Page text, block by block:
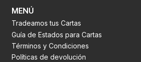
MENÚ
Tradeamos tus Cartas
Guía de Estados para Cartas
Términos y Condiciones
Políticas de devolución